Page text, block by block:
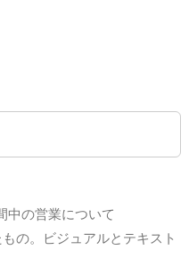
中の営業について
の。ビジュアルとテキスト